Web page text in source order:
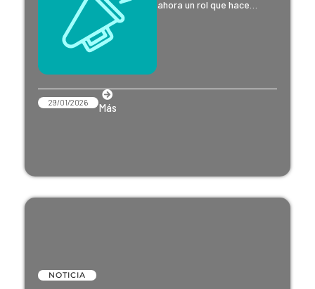
ahora un rol que hace…
29/01/2026 Más
NOTICIA